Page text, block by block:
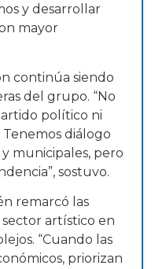
y desarrollar
mayor
continúa siendo
del grupo. “No
político ni
diálogo
municipales, pero
sostuvo.
remarcó las
artístico en
“Cuando las
priorizan